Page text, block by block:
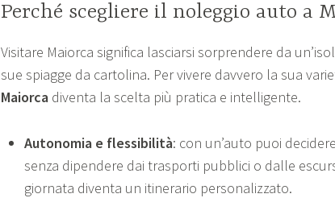
Perché scegliere il noleggio auto a
Visitare Maiorca significa lasciarsi sorprendere da
sue spiagge da cartolina. Per vivere davvero la sua
Maiorca diventa la scelta più pratica e intelligente.
Autonomia e flessibilità: con un’auto puoi
senza dipendere dai trasporti pubblici o dalle
giornata diventa un itinerario personalizzato.